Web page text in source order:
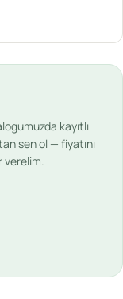
kayıtlı
sen ol — fiyatını
verelim.